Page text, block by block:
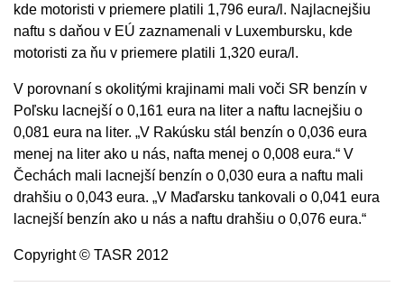
kde motoristi v priemere platili 1,796 eura/l. Najlacnejšiu
naftu s daňou v EÚ zaznamenali v Luxembursku, kde
motoristi za ňu v priemere platili 1,320 eura/l.
V porovnaní s okolitými krajinami mali voči SR benzín v
Poľsku lacnejší o 0,161 eura na liter a naftu lacnejšiu o
0,081 eura na liter. „V Rakúsku stál benzín o 0,036 eura
menej na liter ako u nás, nafta menej o 0,008 eura.“ V
Čechách mali lacnejší benzín o 0,030 eura a naftu mali
drahšiu o 0,043 eura. „V Maďarsku tankovali o 0,041 eura
lacnejší benzín ako u nás a naftu drahšiu o 0,076 eura.“
Copyright © TASR 2012